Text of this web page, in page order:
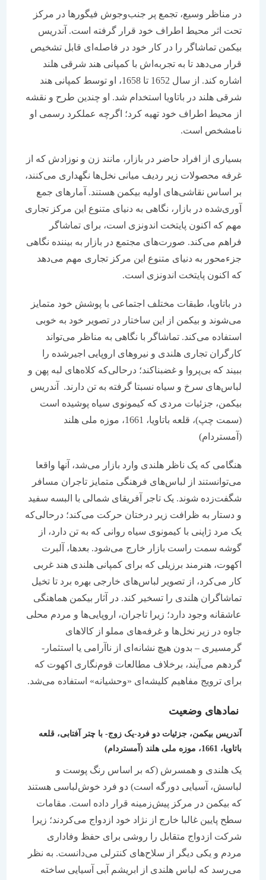
در مناظر وسیع، تجمع پر جنب‌و‌جوش فیگورها در مرکز
تحت اثر محیط اطراف خود قرار گرفته است. آندریس
بیکمن تماشاگر را در کار خود در فاصله‌ای قابل تشخیص
قرار می‌دهد تا به تجربه‌اش با کمپانی هند شرقی هلند
اشاره کند. از سال 1652 تا 1658، او توسط کمپانی هند
شرقی هلند در باتاویا استخدام شد. او چندین طرح و نقشه
از محیط اطراف خود تهیه کرد؛ اگرچه عملکرد رسمی او
نامشخص است.
بسیاری از افراد حاضر در بازار، مانند زن و نوزادش که از
غرفه محصولات زیر ردیف میانی نخل‌ها نگهداری می‌کنند،
بر اساس نقاشی‌های اولیه بیکمن هستند. آمارهای جمع
آوری‌شده در بازار، نگاهی به دنیای متنوع این مرکز تجاری
مهم که اکنون پایتخت اندونزی است، برای تماشاگر
فراهم می‌کند. صورت‌های مجتمع در بازار به بیننده نگاهی
جزءمحور به دنیای متنوع این مرکز تجاری مهم می‌دهد
که اکنون پایتخت اندونزی است.
در باتاویا، طبقات مختلف اجتماعی با پوشش خود متمایز
می‌شوند و بیکمن از این ساختار در تصویر خود به خوبی
استفاده می‌کند. تماشاگر با نگاهی به مناظر می‌تواند
کارگران تجاری هلندی و نیروهای اروپایی اجیرشده را
ببیند که بی‌پروا و غضبناکند؛ درحالی‌که کلاه‌های لبه پهن و
لباس‌های سرخ و سیاه نسبتا گرفته به تن دارند. آندریس
بیکمن، جزئیات مردی که کیمونوی سیاه پوشیده است
(سمت چپ)، قلعه باتاویا، 1661، موزه ملی هلند
(آمستردام)
هنگامی که یک ناظر هلندی وارد بازار می‌شد، آنها واقعا
می‌توانستند از لباس‌های فرهنگی متمایز تاجران مسافر
شگفت‌زده شوند. یک تاجر آفریقای شمالی با البسه سفید
و دستار به ظرافت زیر درختان حرکت می‌کند؛ درحالی‌که
یک مرد ژاپنی با کیمونوی سیاه روانی که به تن دارد، از
گوشه سمت راست بازار خارج می‌شود. بعدها، آلبرت
اکهوت، هنرمند برزیلی که برای کمپانی هلندی هند غربی
کار می‌کرد، از تصویر لباس‌های خارجی بهره برد تا تخیل
تماشاگران هلندی را تسخیر کند. در آثار بیکمن هماهنگی
عاشقانه وجود دارد؛ زیرا تاجران، اروپایی‌ها و مردم محلی
جاوه در زیر نخل‌ها و غرفه‌های مملو از کالاهای
گرمسیری – بدون هیچ نشانه‌ای از ناآرامی یا استثمار-
گردهم می‌آیند، برخلاف مطالعات قوم‌نگاری اکهوت که
برای ترویج مفاهیم کلیشه‌ای «وحشیانه» استفاده می‌شد.
نمادهای وضعیت
آندریس بیکمن، جزئیات دو فرد-یک زوج- با چتر آفتابی، قلعه
باتاویا، 1661، موزه ملی هلند (آمستردام)
یک هلندی و همسرش (که بر اساس رنگ پوست و
لباسش، آسیایی دورگه است) دو فرد خوش‌لباسی هستند
که بیکمن در مرکز پیش‌زمینه قرار داده است. مقامات
سطح پایین غالبا خارج از نژاد خود ازدواج می‌کردند؛ زیرا
شرکت ازدواج متقابل را روشی برای حفظ وفاداری
مردم و یکی دیگر از سلاح‌های کنترلی می‌دانست. به نظر
می‌رسد که لباس هلندی از ابریشم آبی آسیایی ساخته